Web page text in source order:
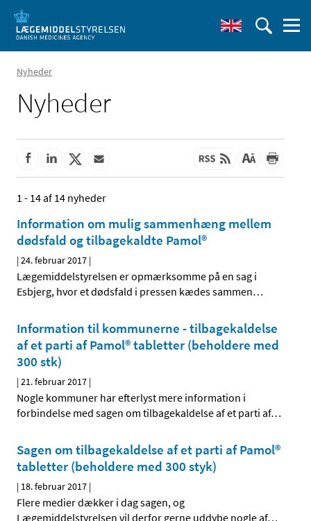
Nyheder
Nyheder
1 - 14 af 14 nyheder
Information om mulig sammenhæng mellem
dødsfald og tilbagekaldte Pamol®
|24. februar 2017 |
Lægemiddelstyrelsen er opmærksomme på en sag i
Esbjerg, hvor et dødsfald i pressen kædes sammen…
Information til kommunerne - tilbagekaldelse
af et parti af Pamol® tabletter (beholdere med
300 stk)
|21. februar 2017 |
Nogle kommuner har efterlyst mere information i
forbindelse med sagen om tilbagekaldelse af et parti af…
Sagen om tilbagekaldelse af et parti af Pamol®
tabletter (beholdere med 300 styk)
| 18. februar 2017 |
Flere medier dækker i dag sagen, og
Lægemiddelstyrelsen vil derfor gerne uddybe nogle af…